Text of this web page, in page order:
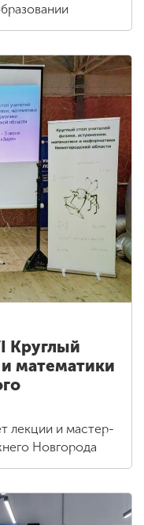
Круглый
математики
лекции и мастер-
Новгорода